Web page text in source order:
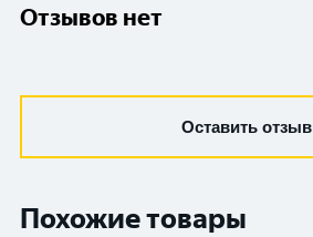
Отзывов нет
Оставить отзыв
Похожие товары